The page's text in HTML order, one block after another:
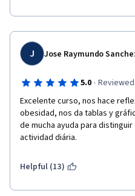
J Jose Raymundo
5.0 ·
Excelente curso, nos hace
obesidad, nos da tablas y
de mucha ayuda para
actividad diária.
Helpful (13)